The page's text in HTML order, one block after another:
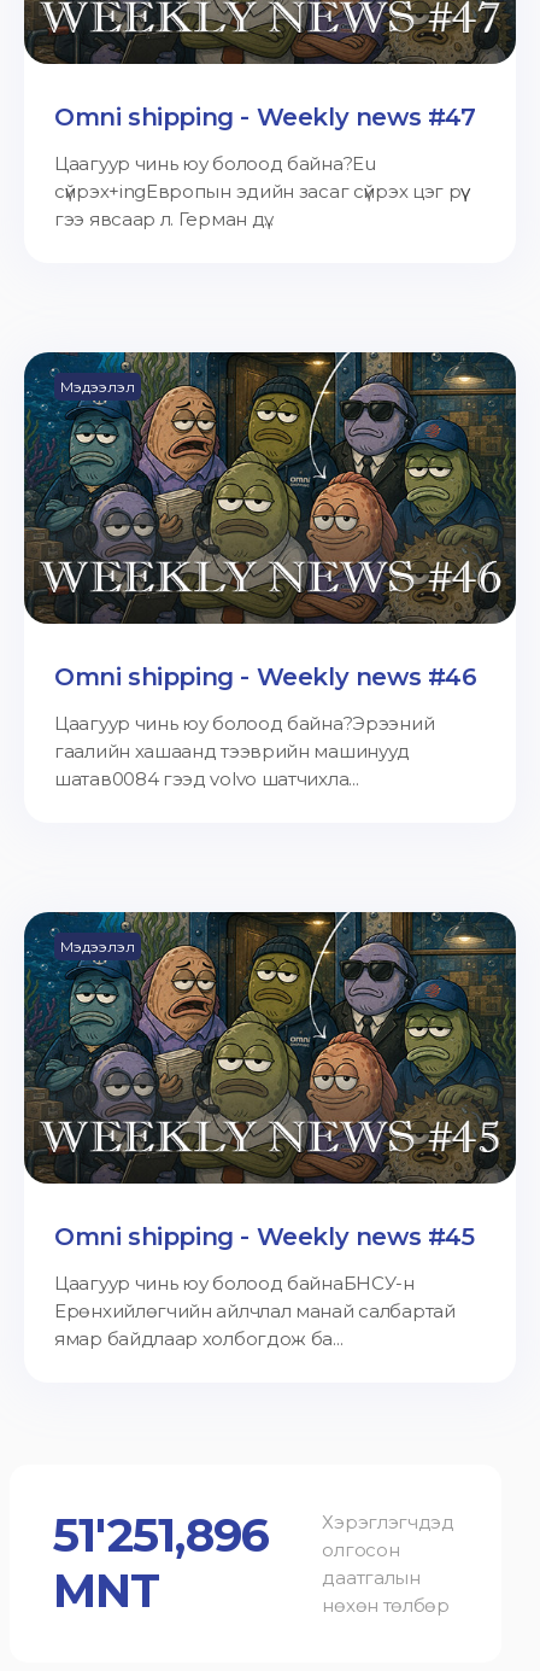
Omni shipping - Weekly news #47
Цаагуур чинь юу болоод байна?Eu
сүйрэх+ingЕвропын эдийн засаг сүйрэх цэг рүү
гээ явсаар л. Герман дү...
Мэдээлэл
Omni shipping - Weekly news #46
Цаагуур чинь юу болоод байна?Эрээний
гаалийн хашаанд тээврийн машинууд
шатав0084 гээд volvo шатчихла...
Мэдээлэл
Omni shipping - Weekly news #45
Цаагуур чинь юу болоод байнаБНСУ-н
Ерөнхийлөгчийн айлчлал манай салбартай
ямар байдлаар холбогдож ба...
51'251,896
MNT
Хэрэглэгчдэд
олгосон
даатгалын
нөхөн төлбөр